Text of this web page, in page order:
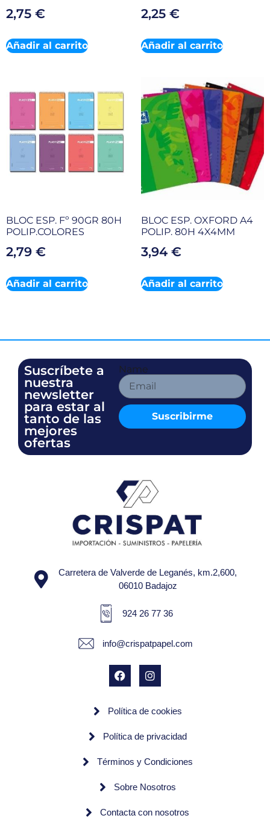
2,75 €
Añadir al carrito
2,25 €
Añadir al carrito
BLOC ESP. Fº 90GR 80H
POLIP.COLORES
2,79 €
Añadir al carrito
BLOC ESP. OXFORD A4
POLIP. 80H 4X4MM
3,94 €
Añadir al carrito
Name
Suscribirme
Suscríbete a
nuestra
newsletter
para estar al
tanto de las
mejores
ofertas
Carretera de Valverde de Leganés, km.2,600,
06010 Badajoz
924 26 77 36
info@crispatpapel.com
Política de cookies
Política de privacidad
Términos y Condiciones
Sobre Nosotros
Contacta con nosotros